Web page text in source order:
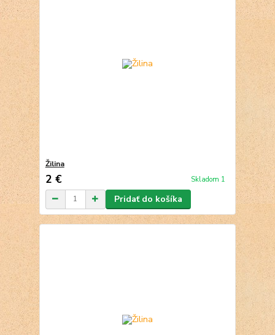
Žilina
2 € Skladom 1
Pridať do košíka